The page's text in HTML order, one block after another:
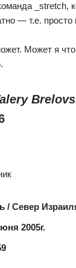
_stretch,
— т.е.
Может я
/ Север
2005г.